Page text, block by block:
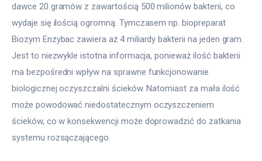
dawce 20 gramów z zawartością 500 milionów bakterii, co
wydaje się ilością ogromną. Tymczasem np. biopreparat
Biozym Enzybac zawiera aż 4 miliardy bakterii na jeden gram.
Jest to niezwykle istotna informacja, ponieważ ilość bakterii
ma bezpośredni wpływ na sprawne funkcjonowanie
biologicznej oczyszczalni ścieków. Natomiast za mała ilość
może powodować niedostatecznym oczyszczeniem
ścieków, co w konsekwencji może doprowadzić do zatkania
systemu rozsączającego.